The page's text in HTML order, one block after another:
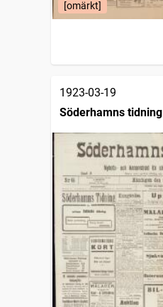
[omärkt]
1923-03-19
Söderhamns tidning